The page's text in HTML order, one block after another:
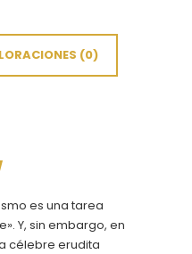
(0)
es una tarea
Y, sin embargo, en
célebre erudita